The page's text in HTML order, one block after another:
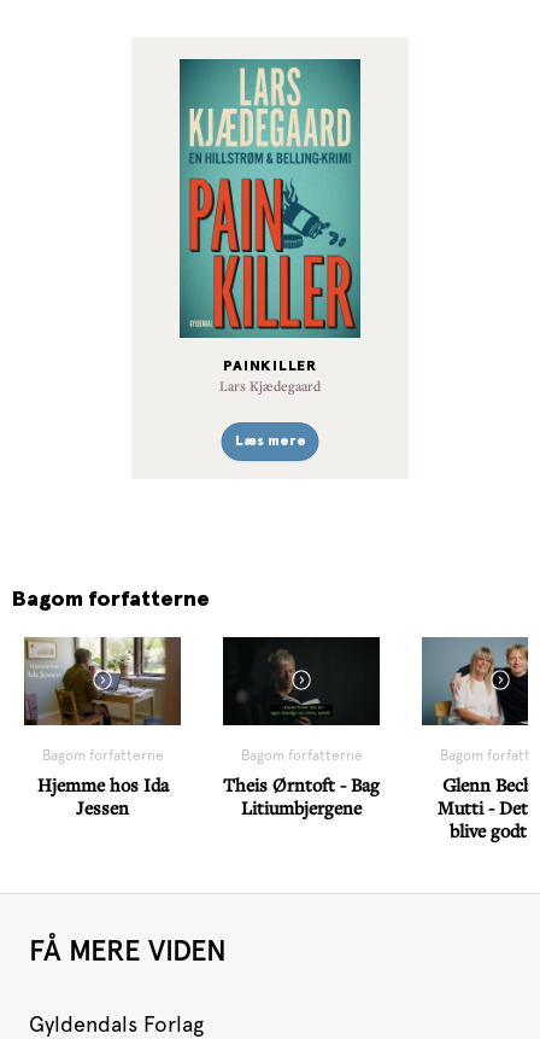
PAINKILLER
Lars Kjædegaard
Læs mere
Bagom forfatterne
Bagom forfatterne
Hjemme hos Ida
Jessen
Bagom forfatterne
Theis Ørntoft - Bag
Litiumbjergene
Bagom
Glenn Bech
Mutti - Det
blive godt
FÅ MERE VIDEN
Gyldendals Forlag